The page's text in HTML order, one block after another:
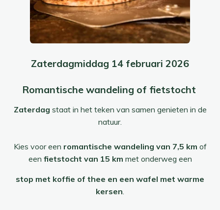
Zaterdagmiddag 14 februari 2026
Romantische wandeling of fietstocht
Zaterdag staat in het teken van samen genieten in de
natuur.
Kies voor een romantische wandeling van 7,5 km of
een fietstocht van 15 km met onderweg een
stop met koffie of thee en een wafel met warme
kersen.